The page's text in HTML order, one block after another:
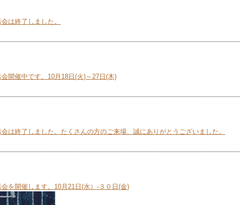
は終了しました。
開催中です。10月18日(火)～27日(木)
は終了しました。たくさんの方のご来場、誠にありがとうございました。
を開催します。10月21日(水）-３０日(金)